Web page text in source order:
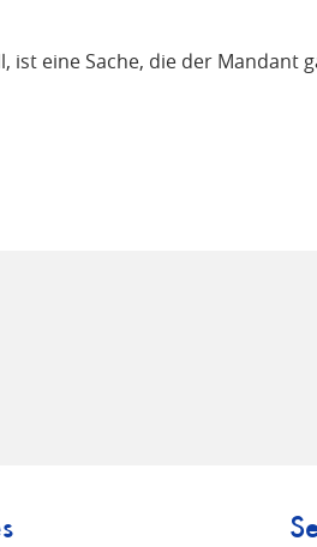
eine Sache, die der Mandant